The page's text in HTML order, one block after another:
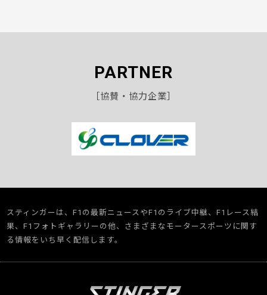
PARTNER
［協賛・協力企業］
スティンガーは、F1の最新ニュースやF1のライブ中継、F1レース結
果、F1フォトギャラリーの他、さまざまなモータースポーツに関す
る情報をいち早く配信します。